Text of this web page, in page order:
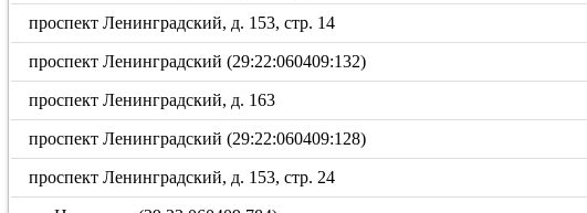
проспект Ленинградский, д. 153, стр. 14
проспект Ленинградский (29:22:060409:132)
проспект Ленинградский, д. 163
проспект Ленинградский (29:22:060409:128)
проспект Ленинградский, д. 153, стр. 24